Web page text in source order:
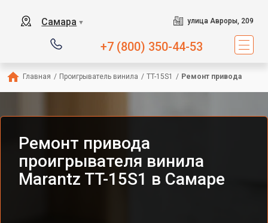
Самара ▼ улица Авроры, 209
+7 (800) 350-44-53
Главная / Проигрыватель винила / TT-15S1 / Ремонт привода
Ремонт привода
проигрывателя винила
Marantz TT-15S1 в Самаре